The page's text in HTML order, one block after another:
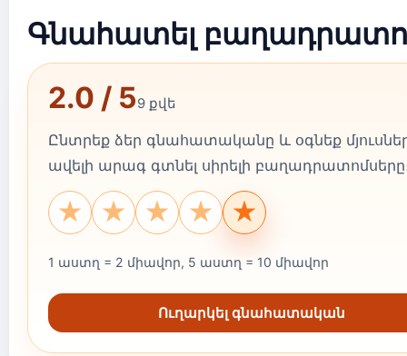
Գնահատել
2.0 / 59 քվե
Ընտրեք ձեր գնահատականը և օգնեք
ավելի արագ գտնել սիրելի
★
★
★
★
★
1 աստղ = 2 միավոր, 5 աստղ = 10 միավոր
Ուղարկել գնահատական